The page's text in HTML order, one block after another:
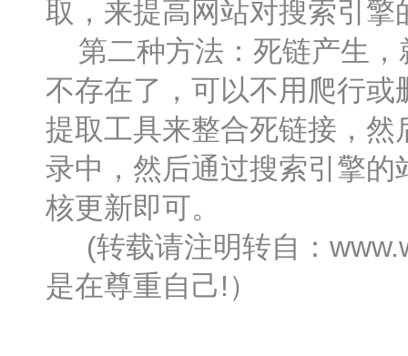
取，来提高网站对搜索引擎
第二种方法：死链产生，
不存在了，可以不用爬行
提取工具来整合死链接，
录中，然后通过搜索引擎
核更新即可。
(转载请注明转自：
是在尊重自己!）